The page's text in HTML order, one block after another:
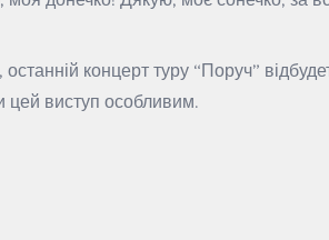
останній концерт туру “Поруч”
цей виступ особливим.